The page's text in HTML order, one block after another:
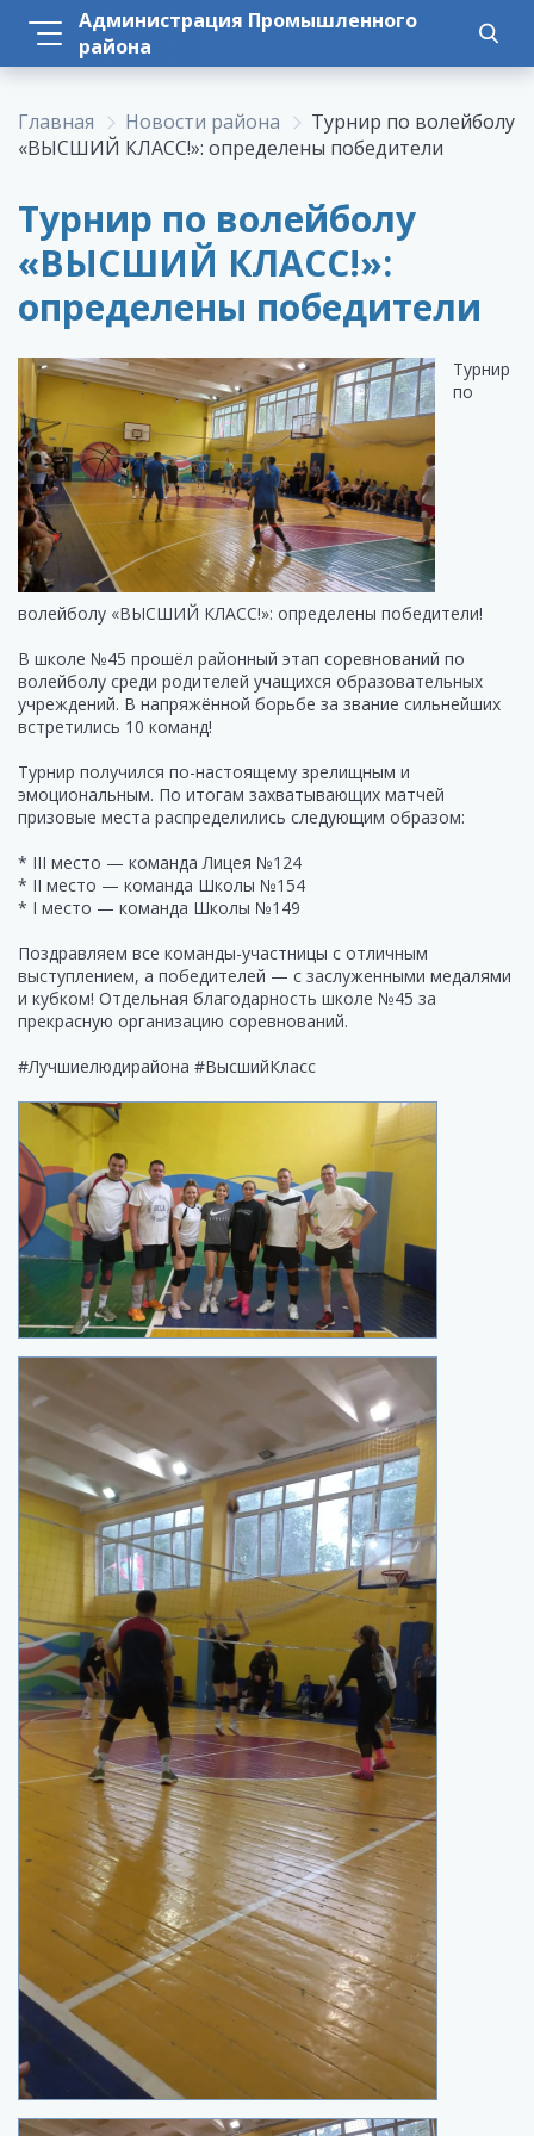
Администрация Промышленного
района
Главная Новости района
Турнир по волейболу
«ВЫСШИЙ КЛАСС!»: определены победители
Турнир по волейболу
«ВЫСШИЙ КЛАСС!»:
определены победители
Турнир
по
волейболу «ВЫСШИЙ КЛАСС!»: определены победители!
В школе №45 прошёл районный этап соревнований по
волейболу среди родителей учащихся образовательных
учреждений. В напряжённой борьбе за звание сильнейших
встретились 10 команд!
Турнир получился по-настоящему зрелищным и
эмоциональным. По итогам захватывающих матчей
призовые места распределились следующим образом:
* III место — команда Лицея №124
* II место — команда Школы №154
* I место — команда Школы №149
Поздравляем все команды-участницы с отличным
выступлением, а победителей — с заслуженными медалями
и кубком! Отдельная благодарность школе №45 за
прекрасную организацию соревнований.
#Лучшиелюдирайона #ВысшийКласс